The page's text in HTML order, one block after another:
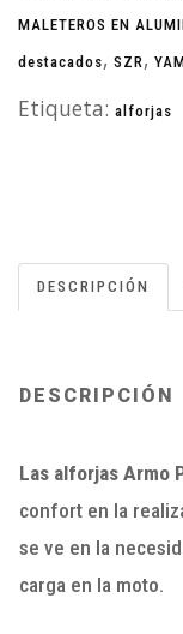
MALETEROS EN
destacados, SZR,
Etiqueta: alforjas
DESCRIPCIÓN
DESCRIPCIÓN
Las alforjas Armo
confort en la
se ve en la
carga en la moto.